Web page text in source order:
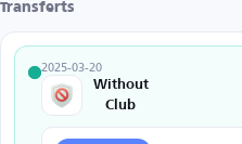
Transferts
2025-03-20
Without
Club